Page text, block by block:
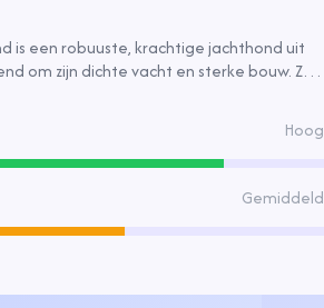
is een robuuste, krachtige jachthond uit
om zijn dichte vacht en sterke bouw. Ze
Hoog
Gemiddeld